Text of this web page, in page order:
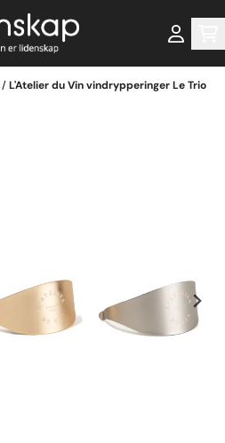
/L'Atelier du Vin vindrypperinger Le Trio